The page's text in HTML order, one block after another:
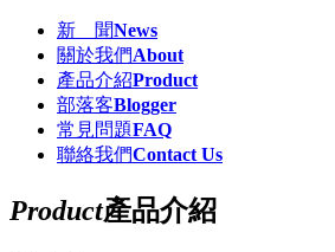
新 聞News
關於我們About
產品介紹Product
部落客Blogger
常見問題FAQ
聯絡我們Contact Us
Product產品介紹